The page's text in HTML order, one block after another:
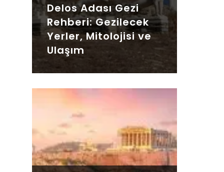
Delos Adası Gezi
Rehberi: Gezilecek
Yerler, Mitolojisi ve
Ulaşım